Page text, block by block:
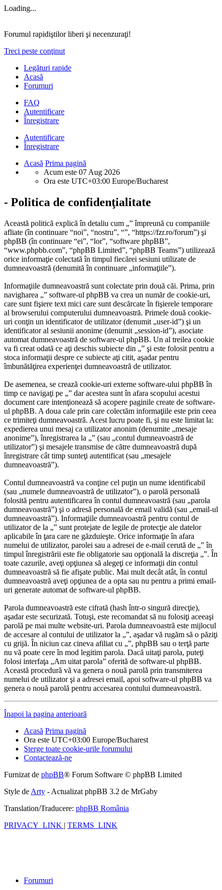
Loading...
Forumul rapidiştilor liberi şi necenzuraţi!
Treci peste conţinut
Legături rapide
Acasă
Forumuri
FAQ
Autentificare
Înregistrare
Autentificare
Înregistrare
Acasă Prima pagină
Acum este 07 Aug 2026
Ora este UTC+03:00 Europe/Bucharest
- Politica de confidenţialitate
Această politică explică în detaliu cum „” împreună cu companiile
afliate (în continuare “noi”, “nostru”, “”, “https://fzr.ro/forum”) şi
phpBB (în continuare “ei”, “lor”, “software phpBB”,
“www.phpbb.com”, “phpBB Limited”, “phpBB Teams”) utilizează
orice informaţie colectată în timpul fiecărei sesiuni utilizate de
dumneavoastră (denumită în continuare „informaţiile”).
Informaţiile dumneavoastră sunt colectate prin două căi. Prima, prin
navigharea „” software-ul phpBB va crea un număr de cookie-uri,
care sunt fişiere text mici care sunt descărcate în fişierele temporare
al browserului computerului dumneavoastră. Primele două cookie-
uri conţin un identificator de utilizator (denumit „user-id”) şi un
identificator al sesiunii anonime (denumit „session-id”), asociate
automat dumneavoastră de software-ul phpBB. Un al treilea cookie
va fi creat odată ce aţi deschis subiecte din „” şi este folosit pentru a
stoca informaţii despre ce subiecte aţi citit, aşadar pentru
îmbunătăţirea experienţei dumneavoastră de utilizator.
De asemenea, se crează cookie-uri externe software-ului phpBB în
timp ce navigaţi pe „” dar acestea sunt în afara scopului acestui
document care intenţionează să acopere paginile create de software-
ul phpBB. A doua cale prin care colectăm informaţiile este prin ceea
ce trimiteţi dumneavoastră. Acest lucru poate fi, şi nu este limitat la:
expedierea unui mesaj ca utilizator anonim (denumite „mesaje
anonime”), înregistrarea la „” (sau „contul dumneavoastră de
utilizator”) şi mesajele transmise de către dumneavoastră după
înregistrare cât timp sunteţi autentificat (sau „mesajele
dumneavoastră”).
Contul dumneavoastră va conţine cel puţin un nume identificabil
(sau „numele dumneavoastră de utilizator”), o parolă personală
folosită pentru autentificarea în contul dumneavoastră (sau „parola
dumneavoastră”) şi o adresă personală de email validă (sau „email-ul
dumneavoastră”). Informaţiile dumneavoastră pentru contul de
utilizator de la „” sunt protejate de legile de protecţie ale datelor
aplicabile în ţara care ne găzduieşte. Orice informaţie în afara
numelui de utilizator, parolei sau a adresei de e-mail cerută de „” în
timpul înregistrării este fie obligatorie sau opţională la discreţia „”. În
toate cazurile, aveţi opţiunea să alegeţi ce informaţii din contul
dumneavoastră să fie afişate public. Mai mult decât atât, în contul
dumneavoastră aveţi opţiunea de a opta sau nu pentru a primi email-
uri generate automat de software-ul phpBB.
Parola dumneavoastră este cifrată (hash într-o singură direcţie),
aşadar este securizată. Totuşi, este recomandat să nu folosiţi aceeaşi
parolă pe mai multe website-uri. Parola dumneavoastră este mijlocul
de accesare al contului de utilizator la „”, aşadar vă rugăm să o păziţi
cu grijă. În niciun caz cineva afiliat cu „”, phpBB sau o terţă parte
nu vă poate cere în mod legitim parola. Dacă uitaţi parola, puteţi
folosi interfaţa „Am uitat parola” oferită de software-ul phpBB.
Această procedură vă va genera o nouă parolă prin transmiterea
numelui de utilizator şi a adresei email, apoi software-ul phpBB va
genera o nouă parolă pentru accesarea contului dumneavoastră.
Înapoi la pagina anterioară
Acasă Prima pagină
Ora este UTC+03:00 Europe/Bucharest
Şterge toate cookie-urile forumului
Contactează-ne
Furnizat de phpBB® Forum Software © phpBB Limited
Style de Arty - Actualizat phpBB 3.2 de MrGaby
Translation/Traducere: phpBB România
PRIVACY_LINK | TERMS_LINK
Forumuri